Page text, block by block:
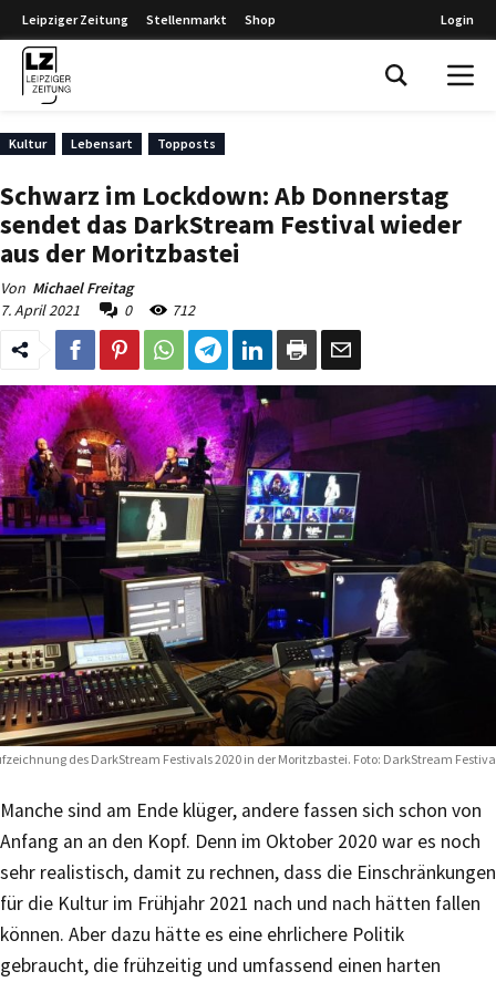
Leipziger Zeitung Stellenmarkt Shop Login
Kultur Lebensart Topposts
Schwarz im Lockdown: Ab Donnerstag
sendet das DarkStream Festival wieder
aus der Moritzbastei
Von Michael Freitag
7. April 2021
0 712
des DarkStream Festivals 2020 in der Moritzbastei. Foto: DarkStream
Manche sind am Ende klüger, andere fassen sich schon von
Anfang an an den Kopf. Denn im Oktober 2020 war es noch
sehr realistisch, damit zu rechnen, dass die Einschränkungen
für die Kultur im Frühjahr 2021 nach und nach hätten fallen
können. Aber dazu hätte es eine ehrlichere Politik
gebraucht, die frühzeitig und umfassend einen harten